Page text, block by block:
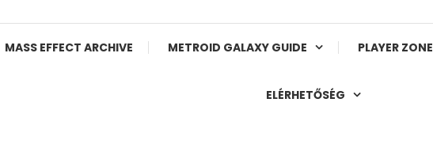
MASS EFFECT ARCHIVE METROID GALAXY GUIDE PLAYER ZONE
ELÉRHETŐSÉG